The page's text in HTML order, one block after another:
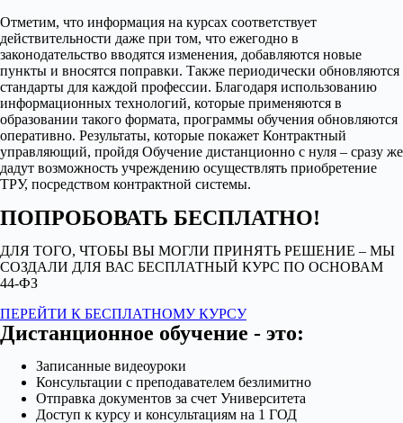
Отметим, что информация на курсах соответствует
действительности даже при том, что ежегодно в
законодательство вводятся изменения, добавляются новые
пункты и вносятся поправки. Также периодически обновляются
стандарты для каждой профессии. Благодаря использованию
информационных технологий, которые применяются в
образовании такого формата, программы обучения обновляются
оперативно. Результаты, которые покажет Контрактный
управляющий, пройдя Обучение дистанционно с нуля – сразу же
дадут возможность учреждению осуществлять приобретение
ТРУ, посредством контрактной системы.
ПОПРОБОВАТЬ БЕСПЛАТНО!
ДЛЯ ТОГО, ЧТОБЫ ВЫ МОГЛИ ПРИНЯТЬ РЕШЕНИЕ – МЫ
СОЗДАЛИ ДЛЯ ВАС БЕСПЛАТНЫЙ КУРС ПО ОСНОВАМ
44-ФЗ
ПЕРЕЙТИ К БЕСПЛАТНОМУ КУРСУ
Дистанционное обучение - это:
Записанные видеоуроки
Консультации с преподавателем безлимитно
Отправка документов за счет Университета
Доступ к курсу и консультациям на 1 ГОД